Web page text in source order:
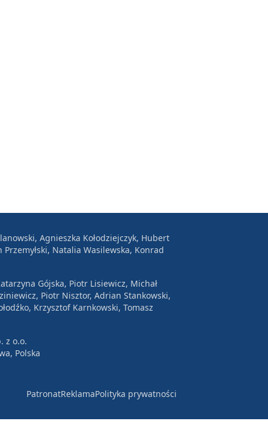
Agnieszka Kołodziejczyk, Hubert
Natalia Wasilewska, Konrad
Gójska, Piotr Lisiewicz, Michał
Piotr Nisztor, Adrian Stankowski,
Krzysztof Karnkowski, Tomasz
z o.o.
Polska
PatronatReklamaPolityka prywatności